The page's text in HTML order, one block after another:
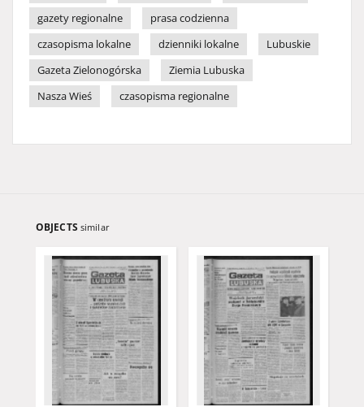
gazety regionalne
prasa codzienna
czasopisma lokalne
dzienniki lokalne
Lubuskie
Gazeta Zielonogórska
Ziemia Lubuska
Nasza Wieś
czasopisma regionalne
OBJECTS similar